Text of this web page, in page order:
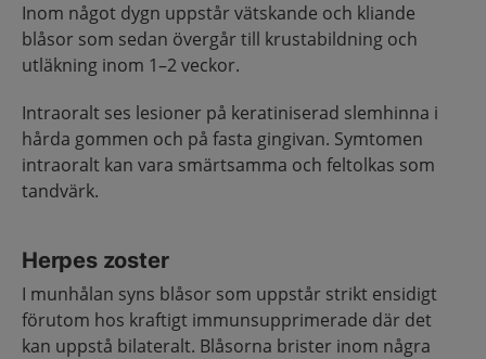
Inom något dygn uppstår vätskande och kliande
blåsor som sedan övergår till krustabildning och
utläkning inom 1–2 veckor.
Intraoralt ses lesioner på keratiniserad slemhinna i
hårda gommen och på fasta gingivan. Symtomen
intraoralt kan vara smärtsamma och feltolkas som
tandvärk.
Herpes zoster
I munhålan syns blåsor som uppstår strikt ensidigt
förutom hos kraftigt immunsupprimerade där det
kan uppstå bilateralt. Blåsorna brister inom några